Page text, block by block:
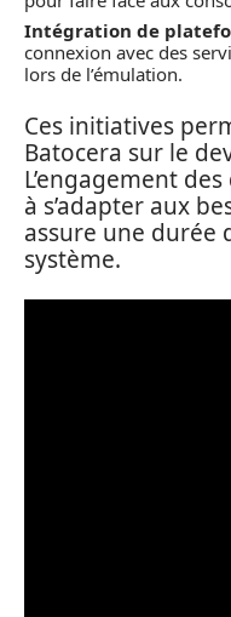
Intégration de
connexion avec des
lors de l’émulation.
Ces initiatives
Batocera sur le
L’engagement
à s’adapter aux
assure une durée
système.